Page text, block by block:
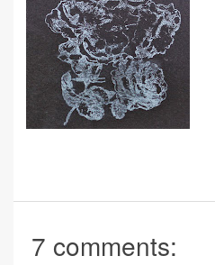
7 comments: